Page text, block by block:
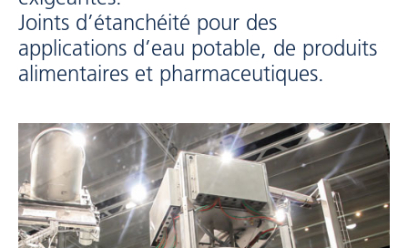
Joints d’étanchéité pour des
applications d’eau potable, de produits
alimentaires et pharmaceutiques.